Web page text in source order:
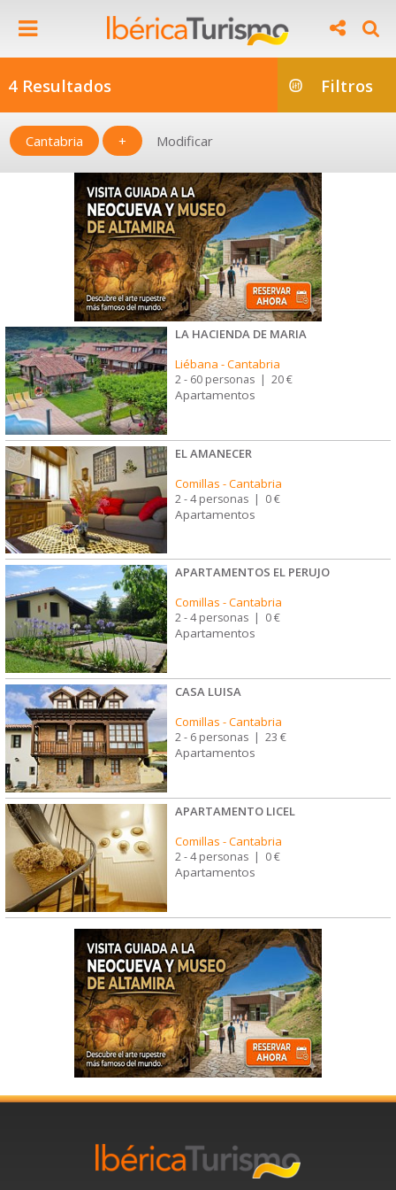
4 Resultados Filtros
Cantabria + Modificar
LA HACIENDA DE MARIA
Liébana -Cantabria
2 - 60 personas | 20 €
Apartamentos
EL AMANECER
Comillas -Cantabria
2 - 4 personas | 0 €
Apartamentos
APARTAMENTOS EL PERUJO
Comillas -Cantabria
2 - 4 personas 0 €
Apartamentos
CASA LUISA
Comillas -Cantabria
2 - 6 personas | 23 €
Apartamentos
APARTAMENTO LICEL
Comillas -Cantabria
2 - 4 personas | 0 €
Apartamentos